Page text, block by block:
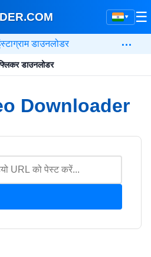
▾
.COM ☰
डाउनलोडर …
डाउनलोडर
Downloader